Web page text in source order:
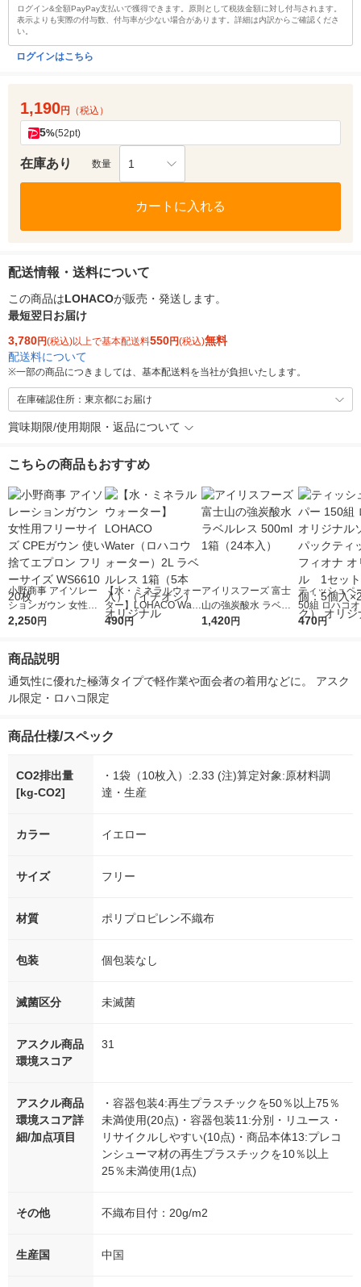
ログイン&全額PayPay支払いで獲得できます。原則として税抜金額に対し付与されます。
表示よりも実際の付与数、付与率が少ない場合があります。詳細は内訳からご確認くださ
い。
ログインはこちら
1,190円 （税込）
5%(52pt)
在庫あり 数量 1
カートに入れる
配送情報・送料について
この商品はLOHACOが販売・発送します。
最短翌日お届け
3,780円(税込)以上で基本配送料550円(税込)無料
配送料について
※一部の商品につきましては、基本配送料を当社が負担いたします。
在庫確認住所：東京都にお届け
賞味期限/使用期限・返品について
こちらの商品もおすすめ
小野商事 アイソレー
ションガウン 女性用
フリーサイズ CPEガ
610 20枚
2,250円
【水・ミネラルウォー
ター】LOHACO Wate
r（ロハコウォータ
490円
アイリスフーズ 富士
山の強炭酸水 ラベル
レス 500ml 1箱（24
1,420円
ティッシュペ
50組 ロハコ
ルソフトパッ
オリジナル
470円
商品説明
通気性に優れた極薄タイプで軽作業や面会者の着用などに。 アスク
ル限定・ロハコ限定
商品仕様/スペック
CO2排出量
[kg-CO2]
・1袋（10枚入）:2.33 (注)算定対象:原材料調
達・生産
カラー イエロー
サイズ フリー
材質 ポリプロピレン不織布
包装 個包装なし
滅菌区分 未滅菌
アスクル商品
環境スコア
31
アスクル商品
環境スコア詳
細/加点項目
・容器包装4:再生プラスチックを50％以上75％
未満使用(20点)・容器包装11:分別・リユース・
リサイクルしやすい(10点)・商品本体13:プレコ
ンシューマ材の再生プラスチックを10％以上
25％未満使用(1点)
その他 不織布目付：20g/m2
生産国 中国